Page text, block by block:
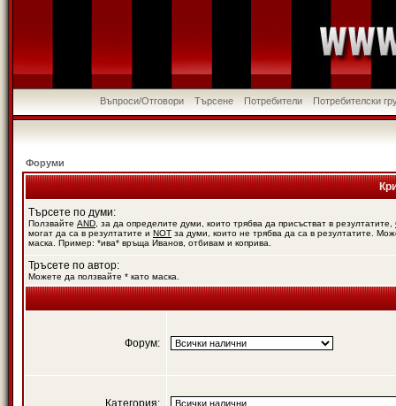
Въпроси/Отговори Търсене Потребители Потребителски
Форуми
Търсете по думи:
Ползвайте AND , за да определите думи, които трябва да присъстват в резултатите,
могат да са в резултатите и NOT за думи, които не трябва да са в резултатите.
маска. Пример: *ива* връща Иванов, отбивам и коприва.
Тръсете по автор:
Можете да ползвайте * като маска.
Форум:
Категория: